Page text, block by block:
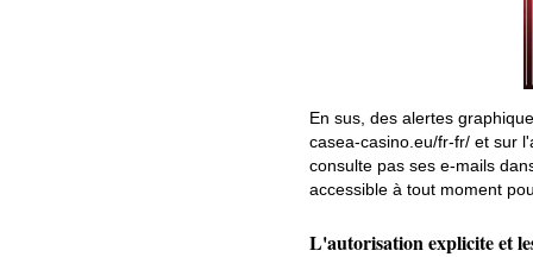
En sus, des alertes
casea-casino.eu/fr-fr/ et sur
consulte pas ses e-mails
accessible à tout moment
L'autorisation explicite et